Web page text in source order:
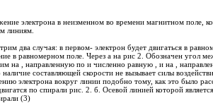
электрона в неизменном во времени магнитном поле,
линиям.
два случая: в первом- электрон будет двигаться в
в равномерном поле. Через a на рис 2. Обозначен угол
на , направленную по и численно равную , и на ,
наличие составляющей скорости не вызывает силы
электрона вокруг линии подобно тому, как это было
по спирали рис. 2. б. Осевой линией которой
(3)